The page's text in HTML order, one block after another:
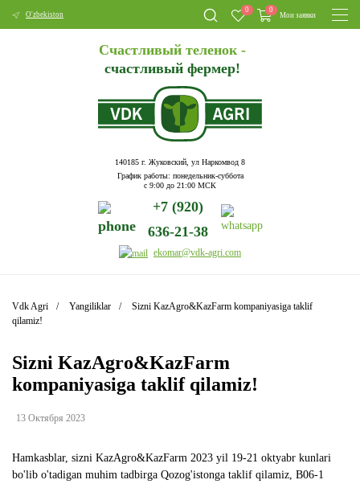
O'zbekiston
Счастливый теленок -
счастливый фермер!
140185 г. Жуковский, ул Наркомвод 8
График работы: понедельник-суббота
с 9:00 до 21:00 МСК
+7 (920)
636-21-38
ekomar@vdk-agri.com
0 0
Мои заявки
Vdk Agri Yangiliklar
Sizni KazAgro&KazFarm kompaniyasiga taklif
qilamiz!
Sizni KazAgro&KazFarm
kompaniyasiga taklif qilamiz!
13 Октября 2023
Hamkasblar, sizni KazAgro&KazFarm 2023 yil 19-21 oktyabr kunlari
bo'lib o'tadigan muhim tadbirga Qozog'istonga taklif qilamiz, B06-1